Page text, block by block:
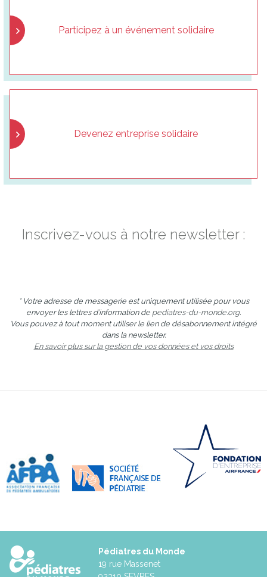
Participez à un événement solidaire
Devenez entreprise solidaire
Inscrivez-vous à notre newsletter :
* Votre adresse de messagerie est uniquement utilisée pour vous
envoyer les lettres d’information de pediatres-du-monde.org.
Vous pouvez à tout moment utiliser le lien de désabonnement intégré
dans la newsletter.
En savoir plus sur la gestion de vos données et vos droits
Pédiatres du Monde
19 rue Massenet